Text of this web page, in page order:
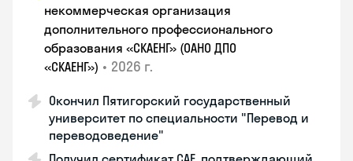
некоммерческая организация
дополнительного профессионального
образования «СКАЕНГ» (ОАНО ДПО
«СКАЕНГ») • 2026 г.
Окончил Пятигорский государственный
университет по специальности "Перевод и
переводоведение"